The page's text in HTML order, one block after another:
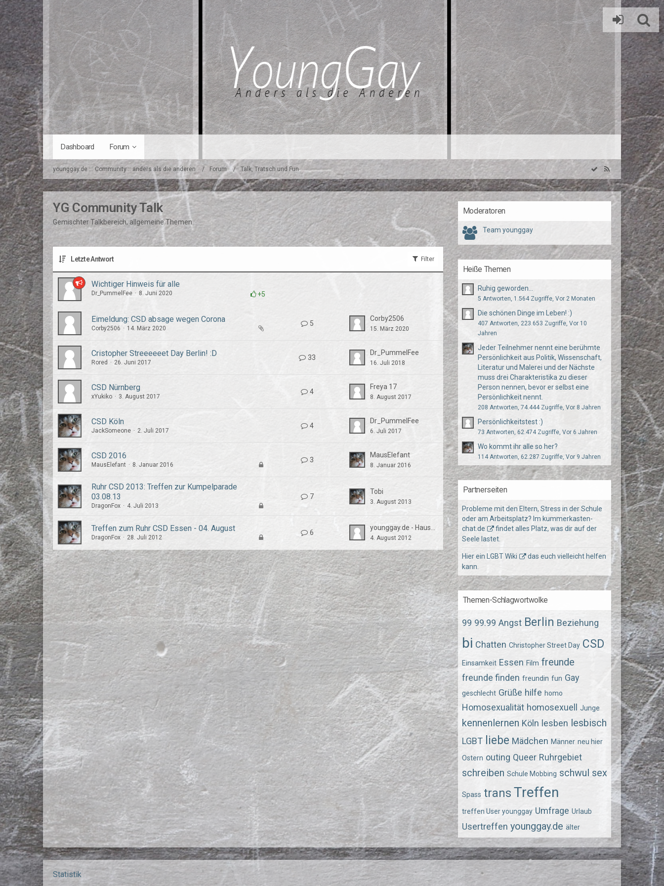
Dashboard Forum
younggay.de ::: Community :: anders als die anderen Forum Talk, Tratsch und Fun
YG Community Talk
Gemischter Talkbereich, allgemeine Themen.
Letzte Antwort Filter
Wichtiger Hinweis für alle
+5
Dr_PummelFee 8. Juni 2020
Eimeldung: CSD absage wegen Corona
Corby2506 14. März 2020
5
Corby2506
15. März 2020
Cristopher Streeeeeet Day Berlin! :D
Rored 26. Juni 2017
33
Dr_PummelFee
16. Juli 2018
CSD Nürnberg
xYukiko 3. August 2017
4
Freya 17
8. August 2017
CSD Köln
JackSomeone 2. Juli 2017
4
Dr_PummelFee
6. Juli 2017
CSD 2016
MausElefant 8. Januar 2016
3
MausElefant
8. Januar 2016
Ruhr CSD 2013: Treffen zur Kumpelparade
03.08.13
DragonFox 4. Juli 2013
7
Tobi
3. August 2013
Treffen zum Ruhr CSD Essen - 04. August
DragonFox 28. Juli 2012
6
4. August 2012
Moderatoren
Team younggay
Heiße Themen
Ruhig geworden...
5 Antworten, 1.564 Zugriffe, Vor 2 Monaten
Die schönen Dinge im Leben! :)
407 Antworten, 223.653 Zugriffe, Vor 10
Jahren
Jeder Teilnehmer nennt eine berühmte
Persönlichkeit aus Politik, Wissenschaft,
Literatur und Malerei und der Nächste
muss drei Charakteristika zu dieser
Person nennen, bevor er selbst eine
Persönlichkeit nennt.
208 Antworten, 74.444 Zugriffe, Vor 8 Jahren
Persönlichkeitstest :)
73 Antworten, 62.474 Zugriffe, Vor 6 Jahren
Wo kommt ihr alle so her?
114 Antworten, 62.287 Zugriffe, Vor 9 Jahren
Partnerseiten
Probleme mit den Eltern, Stress in der Schule
oder am Arbeitsplatz? Im kummerkasten-
chat.de
findet alles Platz, was dir auf der
Seele lastet.
Hier ein LGBT Wiki
das euch vielleicht helfen
kann.
Themen-Schlagwortwolke
99 99.99 Angst Berlin Beziehung
bi Chatten Christopher Street Day CSD
Einsamkeit Essen Film freunde
freunde finden freundin fun Gay
geschlecht Grüße hilfe homo
Homosexualität homosexuell Junge
kennenlernen Köln lesben lesbisch
LGBT liebe Mädchen Männer neu hier
Ostern outing Queer Ruhrgebiet
schreiben Schule Mobbing schwul sex
Spass trans Treffen
treffen User younggay Umfrage Urlaub
Usertreffen younggay.de älter
Statistik